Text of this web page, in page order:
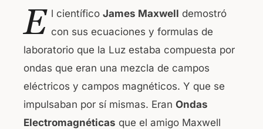
c
e
b
o
o
k
at
s
A
p
p
E l científico James Maxwell demostró
con sus ecuaciones y formulas de
laboratorio que la Luz estaba compuesta por
ondas que eran una mezcla de campos
eléctricos y campos magnéticos. Y que se
impulsaban por sí mismas. Eran Ondas
Electromagnéticas que el amigo Maxwell